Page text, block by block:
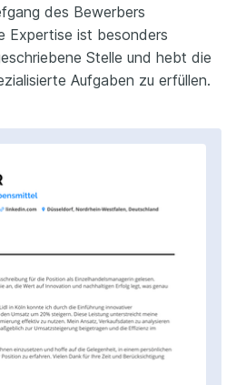
des Bewerbers
Expertise ist besonders
Stelle und hebt die
Aufgaben zu erfüllen.